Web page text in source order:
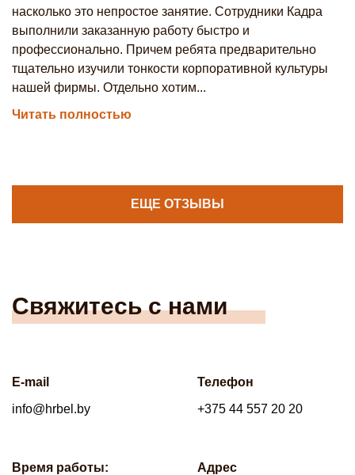
насколько это непростое занятие. Сотрудники Кадра
выполнили заказанную работу быстро и
профессионально. Причем ребята предварительно
тщательно изучили тонкости корпоративной культуры
нашей фирмы. Отдельно хотим...
Читать полностью
ЕЩЕ ОТЗЫВЫ
Свяжитесь с нами
E-mail
info@hrbel.by
Телефон
+375 44 557 20 20
Время работы:
Адрес